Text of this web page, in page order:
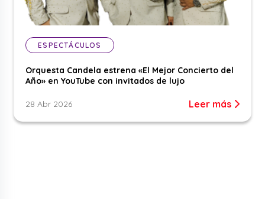
ESPECTÁCULOS
Orquesta Candela estrena «El Mejor Concierto del
Año» en YouTube con invitados de lujo
28 Abr 2026 Leer más